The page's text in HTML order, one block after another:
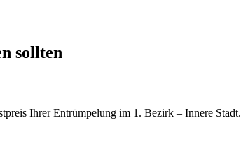
sollten
Ihrer Entrümpelung im 1. Bezirk – Innere Stadt.